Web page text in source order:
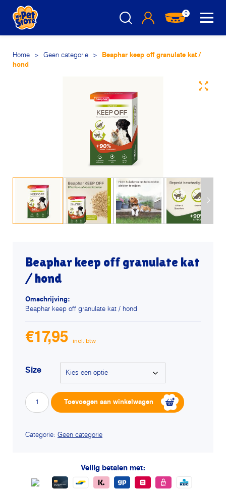
0
Home > Geen categorie >
Beaphar keep off granulate kat /
hond
Beaphar keep off granulate kat
/ hond
Omschrijving:
Beaphar keep off granulate kat / hond
€17,95
Size
Beaphar
keep
kat
Toevoegen aan winkelwagen
Categorie: Geen categorie
Veilig betalen met: